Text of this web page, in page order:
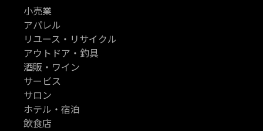
小売業
アパレル
リユース・リサイクル
アウトドア・釣具
酒販・ワイン
サービス
サロン
ホテル・宿泊
飲食店